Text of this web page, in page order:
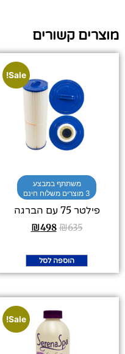
מוצרים קשורים
Sale!
משתתף במבצע
3 מוצרים משלוח חינם
פילטר 75 עם הברגה
₪635
₪498
הוספה לסל
Sale!